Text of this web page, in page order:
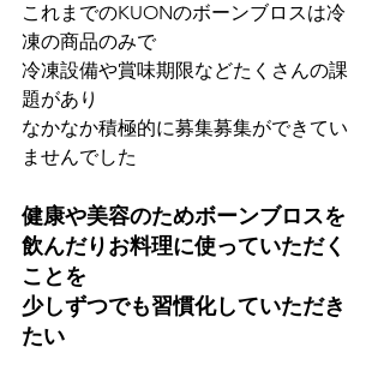
これまでのKUONのボーンブロスは冷
凍の商品のみで
冷凍設備や賞味期限などたくさんの課
題があり
なかなか積極的に募集募集ができてい
ませんでした
健康や美容のためボーンブロスを
飲んだりお料理に使っていただく
ことを
少しずつでも習慣化していただき
たい